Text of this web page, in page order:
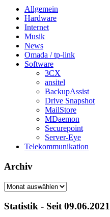
Allgemein
Hardware
Internet
Musik
News
Omada / tp-link
Software
3CX
ansitel
BackupAssist
Drive Snapshot
MailStore
MDaemon
Securepoint
Server-Eye
Telekommunikation
Archiv
Archiv
Statistik - Seit 09.06.2021